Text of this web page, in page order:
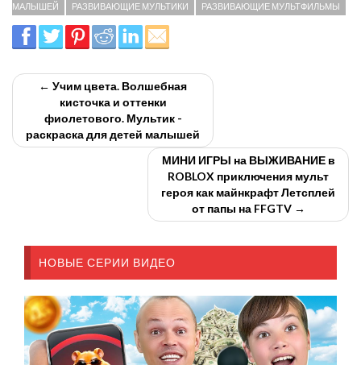
МАЛЫШЕЙ РАЗВИВАЮЩИЕ МУЛЬТИКИ РАЗВИВАЮЩИЕ МУЛЬТФИЛЬМЫ
← Учим цвета. Волшебная
кисточка и оттенки
фиолетового. Мультик -
раскраска для детей малышей
МИНИ ИГРЫ на ВЫЖИВАНИЕ в
ROBLOX приключения мульт
героя как майнкрафт Летсплей
от папы на FFGTV →
НОВЫЕ СЕРИИ ВИДЕО